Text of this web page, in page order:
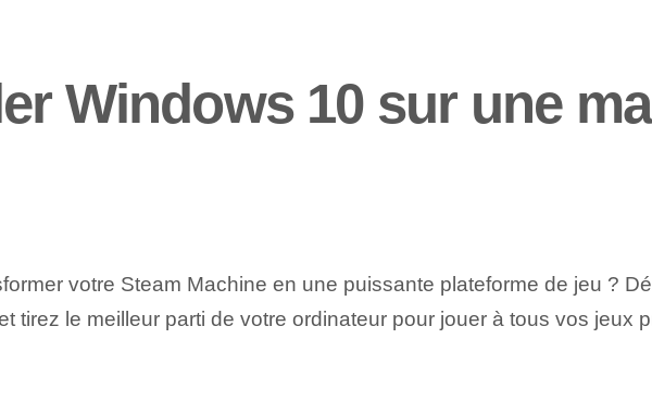
Windows 10 sur une
votre Steam Machine en une puissante plateforme de jeu ?
tirez le meilleur parti de votre ordinateur pour jouer à tous vos jeux